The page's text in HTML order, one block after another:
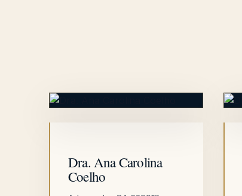
Dra. Ana Carolina
Coelho